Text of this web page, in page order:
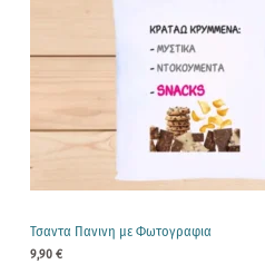
Τσαντα Πανινη με Φωτογραφια
9,90€